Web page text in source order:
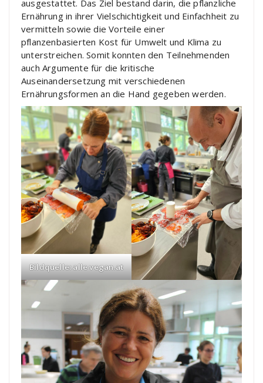
ausgestattet. Das Ziel bestand darin, die pflanzliche
Ernährung in ihrer Vielschichtigkeit und Einfachheit zu
vermitteln sowie die Vorteile einer
pflanzenbasierten Kost für Umwelt und Klima zu
unterstreichen. Somit konnten den Teilnehmenden
auch Argumente für die kritische
Auseinandersetzung mit verschiedenen
Ernährungsformen an die Hand gegeben werden.
Bildquelle: alle vegan.at